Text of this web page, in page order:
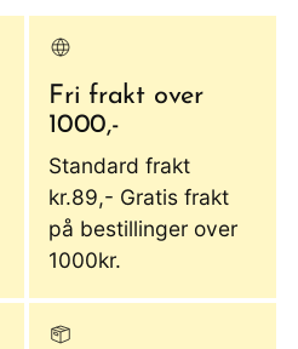
Fri frakt over
1000,-
Standard frakt
kr.89,- Gratis frakt
på bestillinger over
1000kr.